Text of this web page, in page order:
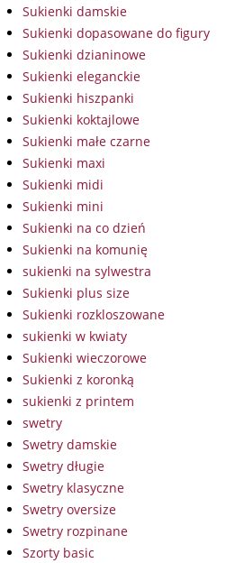
Sukienki damskie
Sukienki dopasowane do figury
Sukienki dzianinowe
Sukienki eleganckie
Sukienki hiszpanki
Sukienki koktajlowe
Sukienki małe czarne
Sukienki maxi
Sukienki midi
Sukienki mini
Sukienki na co dzień
Sukienki na komunię
sukienki na sylwestra
Sukienki plus size
Sukienki rozkloszowane
sukienki w kwiaty
Sukienki wieczorowe
Sukienki z koronką
sukienki z printem
swetry
Swetry damskie
Swetry długie
Swetry klasyczne
Swetry oversize
Swetry rozpinane
Szorty basic